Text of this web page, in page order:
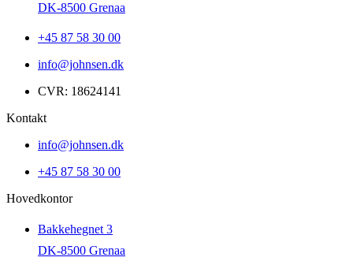
DK-8500 Grenaa
+45 87 58 30 00
info@johnsen.dk
CVR: 18624141
Kontakt
info@johnsen.dk
+45 87 58 30 00
Hovedkontor
Bakkehegnet 3
DK-8500 Grenaa